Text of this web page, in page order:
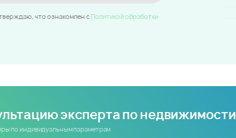
что ознакомлен c Политикой обработки
эксперта по недвижимости
по индивидуальным параметрам